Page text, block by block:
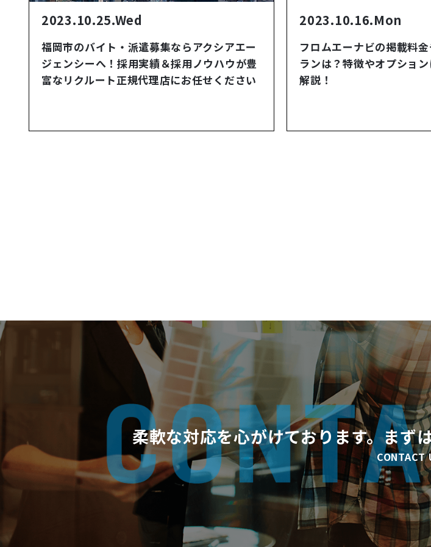
2023.10.25.Wed
福岡市のバイト・派遣募集ならアクシアエー
ジェンシーへ！採用実績＆採用ノウハウが豊
富なリクルート正規代理店にお任せください
2023.10.16.Mon
フロムエーナビの掲載料
ランは？特徴やオプショ
解説！
柔軟な対応を心がけております。まず
CONTACT